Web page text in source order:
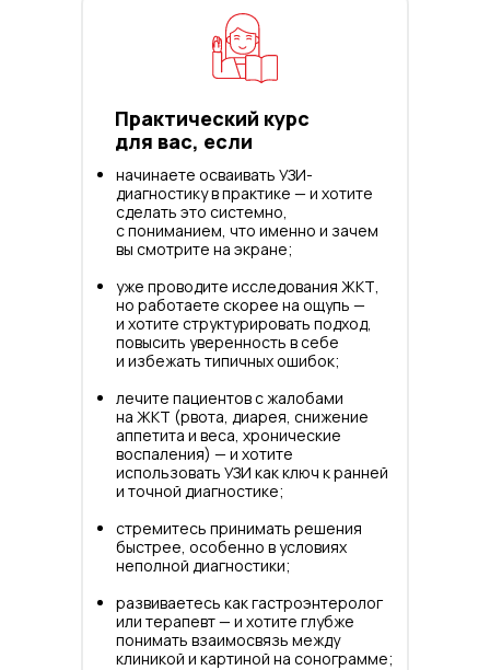
начинаете осваивать УЗИ-
диагностику в практике — и хотите
сделать это системно,
с пониманием, что именно и зачем
вы смотрите на экране;
уже проводите исследования ЖКТ,
но работаете скорее на ощупь —
и хотите структурировать подход,
повысить уверенность в себе
и избежать типичных ошибок;
лечите пациентов с жалобами
на ЖКТ (рвота, диарея, снижение
аппетита и веса, хронические
воспаления) — и хотите
использовать УЗИ как ключ к ранней
и точной диагностике;
стремитесь принимать решения
быстрее, особенно в условиях
неполной диагностики;
развиваетесь как гастроэнтеролог
или терапевт — и хотите глубже
понимать взаимосвязь между
клиникой и картиной на сонограмме;
Практический курс
для вас, если